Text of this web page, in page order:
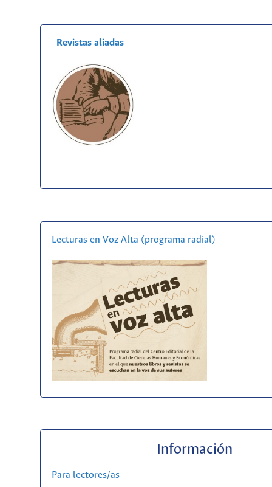
Revistas aliadas
Lecturas en Voz Alta (programa radial)
Información
Para lectores/as